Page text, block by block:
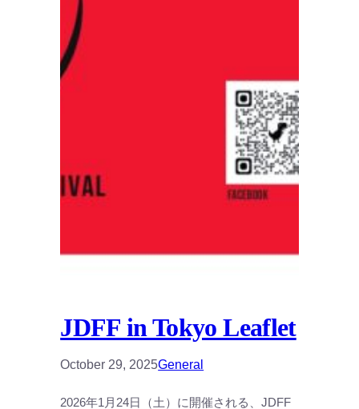
JDFF in Tokyo Leaflet
October 29, 2025General
2026年1月24日（土）に開催される、JDFF